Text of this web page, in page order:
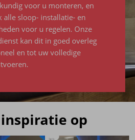
voor u monteren, en
alle sloop- installatie- en
voor u regelen. Onze
kan dit in goed overleg
en tot uw volledige
op